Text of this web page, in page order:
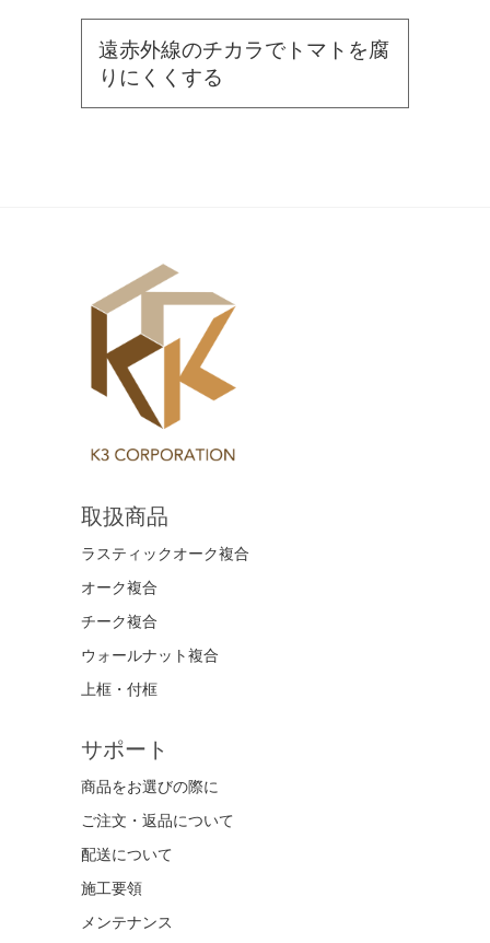
遠赤外線のチカラでトマトを腐
りにくくする
取扱商品
ラスティックオーク複合
オーク複合
チーク複合
ウォールナット複合
上框・付框
サポート
商品をお選びの際に
ご注文・返品について
配送について
施工要領
メンテナンス